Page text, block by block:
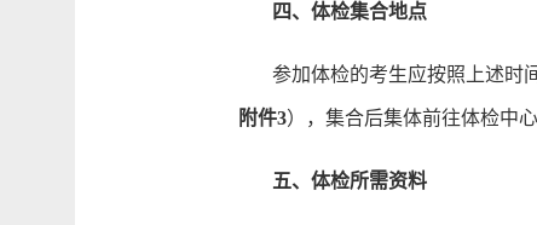
四、体检集合地点
参加体检的考生应按照上述时间
附件3），集合后集体前往体检中心
五、体检所需资料